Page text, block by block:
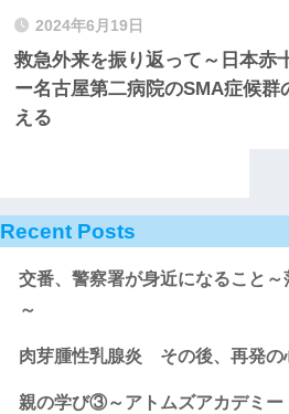
2024年6月19日
救急外来を振り返って～日本赤
ー名古屋第二病院のSMA症候群
える
Recent Posts
交番、警察署が身近になること
～
肉芽腫性乳腺炎 その後、再発の
親の学び③～アトムズアカデミ